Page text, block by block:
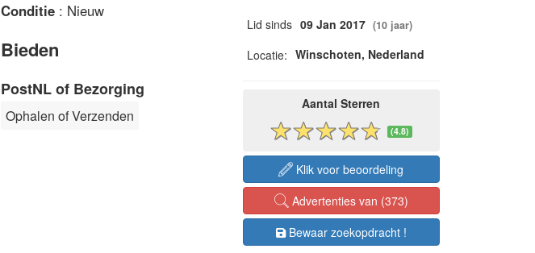
Conditie: Nieuw
Bieden
PostNL of Bezorging
Ophalen of Verzenden
Lid sinds 09 Jan 2017 (10 jaar)
Locatie: Winschoten, Nederland
Aantal Sterren
(4.8)
Klik voor beoordeling
Advertenties van (373)
Bewaar zoekopdracht !